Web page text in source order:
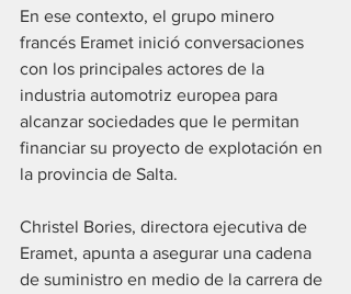
En ese contexto, el grupo minero
francés Eramet inició conversaciones
con los principales actores de la
industria automotriz europea para
alcanzar sociedades que le permitan
financiar su proyecto de explotación en
la provincia de Salta.
Christel Bories, directora ejecutiva de
Eramet, apunta a asegurar una cadena
de suministro en medio de la carrera de